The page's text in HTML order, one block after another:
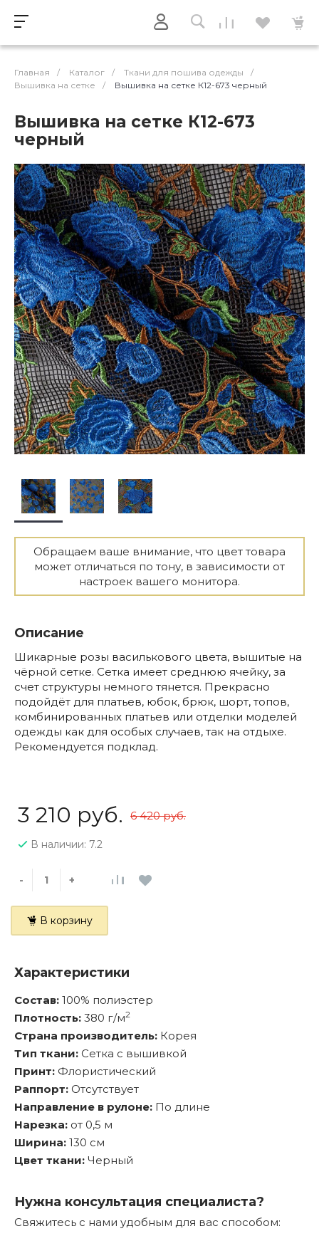
Главная / Каталог / Ткани для пошива одежды
/
Вышивка на сетке
/ Вышивка на сетке К12-673 черный
Вышивка на сетке К12-673
черный
Обращаем ваше внимание, что цвет товара
может отличаться по тону, в зависимости от
настроек вашего монитора.
Описание
Шикарные розы василькового цвета, вышитые на
чёрной сетке. Сетка имеет среднюю ячейку, за
счет структуры немного тянется. Прекрасно
подойдёт для платьев, юбок, брюк, шорт, топов,
комбинированных платьев или отделки моделей
одежды как для особых случаев, так на отдыхе.
Рекомендуется подклад.
3 210 руб. 6 420 руб.
В наличии: 7.2
- +
В корзину
Характеристики
Состав: 100% полиэстер
Плотность: 380 г/м2
Страна производитель: Корея
Тип ткани: Сетка с вышивкой
Принт: Флористический
Раппорт: Отсутствует
Направление в рулоне: По длине
Нарезка: от 0,5 м
Ширина: 130 см
Цвет ткани: Черный
Нужна консультация специалиста?
Свяжитесь с нами удобным для вас способом: